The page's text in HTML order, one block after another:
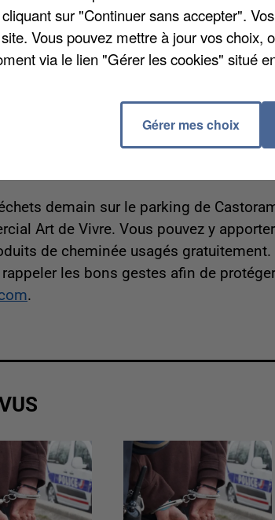
des Merisiers à Trappes. Des
Ils auraient également vu des
ont été retrouvés sur deux portes d’un
est en cours. D’après les premiers
d’eux était muni d’une arme
deux-portes-d-appartement-
demain sur le parking de
Art de Vivre. Vous pouvez y
de cheminée usagés
les bons gestes afin de
.
sur "Continuer sans accepter".
Vous pouvez mettre à jour vos choix,
via le lien "Gérer les cookies" situé
Gérer mes choix